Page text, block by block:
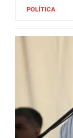
POLÍTICA